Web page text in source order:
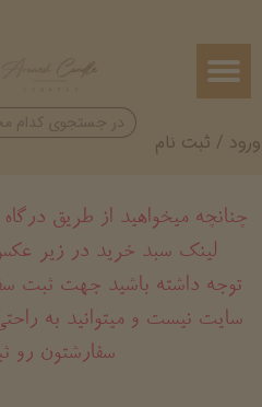
ورود / ثبت نام
حساب کاربری من
تغییر گذر واژه
چنانچه میخواهید از طریق
لینک سبد خرید در زیر
​​​​​​​توجه داشته باشید جهت ثبت
سایت نیست و میتوانید به
سفارشتون رو